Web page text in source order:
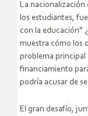
La
los estudiantes,
con la educación”
muestra cómo los
problema principal
financiamiento
podría acusar de
El gran desafío,